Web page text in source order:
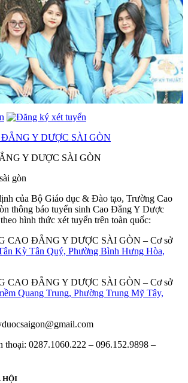
Y DƯỢC SÀI GÒN
của Bộ Giáo dục & Đào tạo, Trường Cao
thông báo tuyển sinh Cao Đẳng Y Dược
hình thức xét tuyển trên toàn quốc:
– Cơ sở
Kỳ Tân Quý, Phường Bình Hưng Hòa,
– Cơ sở
Quang Trung, Phường Trung Mỹ Tây,
thoại: 0287.1060.222 – 096.152.9898 –
HỘI